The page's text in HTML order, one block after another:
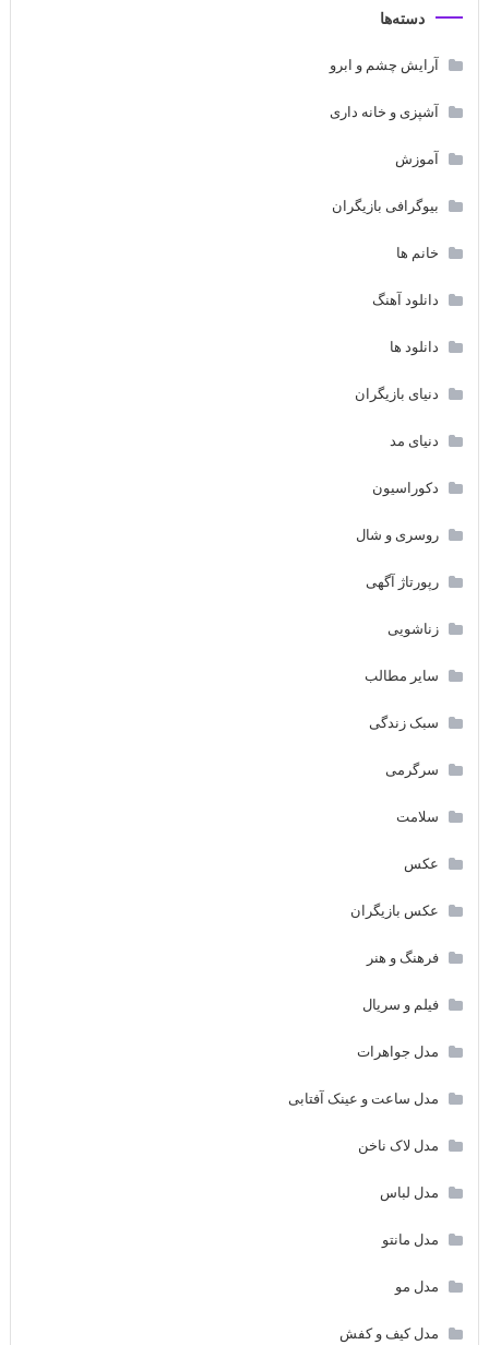
دسته‌ها
آرایش چشم و ابرو
آشپزی و خانه داری
آموزش
بیوگرافی بازیگران
خانم ها
دانلود آهنگ
دانلود ها
دنیای بازیگران
دنیای مد
دکوراسیون
روسری و شال
رپورتاژ آگهی
زناشویی
سایر مطالب
سبک زندگی
سرگرمی
سلامت
عکس
عکس بازیگران
فرهنگ و هنر
فیلم و سریال
مدل جواهرات
مدل ساعت و عینک آفتابی
مدل لاک ناخن
مدل لباس
مدل مانتو
مدل مو
مدل کیف و کفش